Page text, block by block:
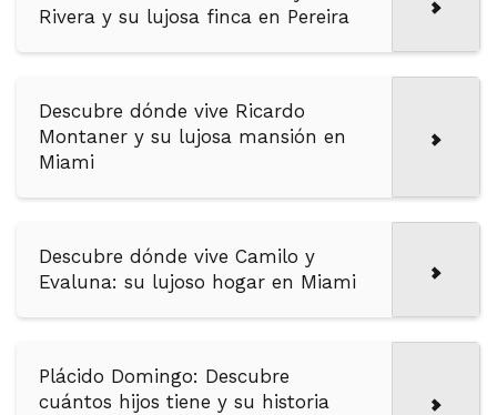
Rivera y su lujosa finca en Pereira
Descubre dónde vive Ricardo
Montaner y su lujosa mansión en
Miami
Descubre dónde vive Camilo y
Evaluna: su lujoso hogar en Miami
Plácido Domingo: Descubre
cuántos hijos tiene y su historia